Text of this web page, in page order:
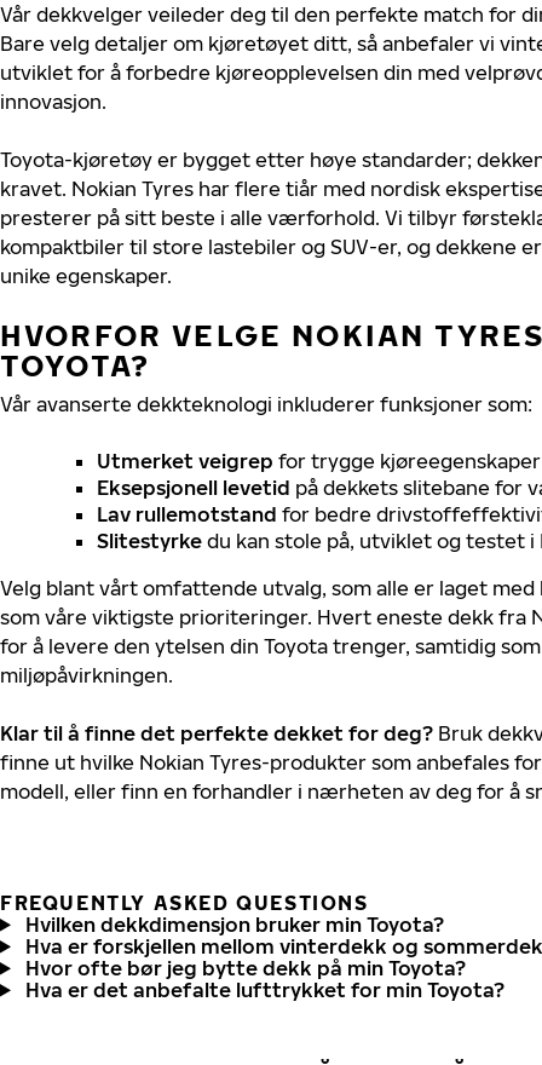
Vår dekkvelger veileder deg til den perfekte match for
Bare velg detaljer om kjøretøyet ditt, så anbefaler vi
utviklet for å forbedre kjøreopplevelsen din med
innovasjon.
Toyota-kjøretøy er bygget etter høye standarder;
kravet. Nokian Tyres har flere tiår med nordisk
presterer på sitt beste i alle værforhold. Vi tilbyr
kompaktbiler til store lastebiler og SUV-er, og dekkene
unike egenskaper.
HVORFOR VELGE NOKIAN
TOYOTA?
Vår avanserte dekkteknologi inkluderer funksjoner som:
Utmerket veigrep for trygge
Eksepsjonell levetid på dekkets slitebane for
Lav rullemotstand for bedre
Slitestyrke du kan stole på, utviklet og testet i
Velg blant vårt omfattende utvalg, som alle er laget
som våre viktigste prioriteringer. Hvert eneste dekk fra
for å levere den ytelsen din Toyota trenger, samtidig
miljøpåvirkningen.
Klar til å finne det perfekte dekket for deg? Bruk
finne ut hvilke Nokian Tyres-produkter som anbefales
modell, eller finn en forhandler i nærheten av deg for å
FREQUENTLY ASKED QUESTIONS
Hvilken dekkdimensjon bruker min Toyota?
Hva er forskjellen mellom vinterdekk og
Hvor ofte bør jeg bytte dekk på min Toyota?
Hva er det anbefalte lufttrykket for min Toyota?